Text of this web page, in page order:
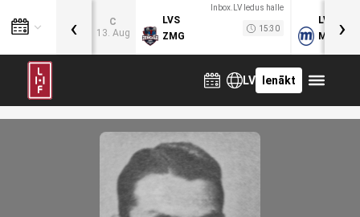
C
13. Aug
Inbox.LV ledus halle
LVS
ZMG
15:30
LVB
MOG
‹ ›
LV Ienākt